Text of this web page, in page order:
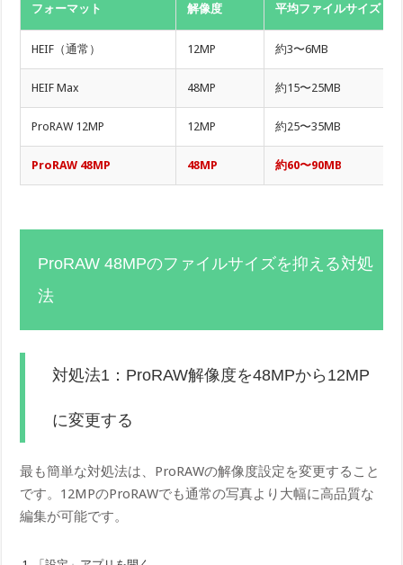
フォーマット 解像度 平均ファイルサイズ
HEIF（通常） 12MP 約3〜6MB
HEIF Max 48MP 約15〜25MB
ProRAW 12MP 12MP 約25〜35MB
ProRAW 48MP 48MP 約60〜90MB
ProRAW 48MPのファイルサイズを抑える対処
法
対処法1：ProRAW解像度を48MPから12MP
に変更する
最も簡単な対処法は、ProRAWの解像度設定を変更すること
です。12MPのProRAWでも通常の写真より大幅に高品質な
編集が可能です。